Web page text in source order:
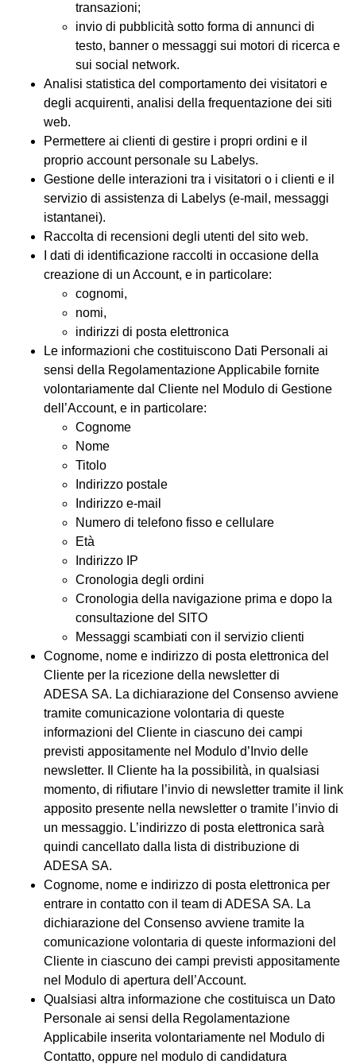
transazioni;
invio di pubblicità sotto forma di annunci di
testo, banner o messaggi sui motori di ricerca e
sui social network.
Analisi statistica del comportamento dei visitatori e
degli acquirenti, analisi della frequentazione dei siti
web.
Permettere ai clienti di gestire i propri ordini e il
proprio account personale su Labelys.
Gestione delle interazioni tra i visitatori o i clienti e il
servizio di assistenza di Labelys (e-mail, messaggi
istantanei).
Raccolta di recensioni degli utenti del sito web.
I dati di identificazione raccolti in occasione della
creazione di un Account, e in particolare:
cognomi,
nomi,
indirizzi di posta elettronica
Le informazioni che costituiscono Dati Personali ai
sensi della Regolamentazione Applicabile fornite
volontariamente dal Cliente nel Modulo di Gestione
dell’Account, e in particolare:
Cognome
Nome
Titolo
Indirizzo postale
Indirizzo e-mail
Numero di telefono fisso e cellulare
Età
Indirizzo IP
Cronologia degli ordini
Cronologia della navigazione prima e dopo la
consultazione del SITO
Messaggi scambiati con il servizio clienti
Cognome, nome e indirizzo di posta elettronica del
Cliente per la ricezione della newsletter di
ADESA SA. La dichiarazione del Consenso avviene
tramite comunicazione volontaria di queste
informazioni del Cliente in ciascuno dei campi
previsti appositamente nel Modulo d’Invio delle
newsletter. Il Cliente ha la possibilità, in qualsiasi
momento, di rifiutare l’invio di newsletter tramite il link
apposito presente nella newsletter o tramite l’invio di
un messaggio. L’indirizzo di posta elettronica sarà
quindi cancellato dalla lista di distribuzione di
ADESA SA.
Cognome, nome e indirizzo di posta elettronica per
entrare in contatto con il team di ADESA SA. La
dichiarazione del Consenso avviene tramite la
comunicazione volontaria di queste informazioni del
Cliente in ciascuno dei campi previsti appositamente
nel Modulo di apertura dell’Account.
Qualsiasi altra informazione che costituisca un Dato
Personale ai sensi della Regolamentazione
Applicabile inserita volontariamente nel Modulo di
Contatto, oppure nel modulo di candidatura